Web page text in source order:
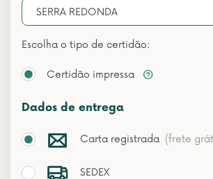
SERRA REDONDA
Escolha o tipo de certidão:
Certidão impressa
Dados de entrega
Carta registrada (frete
SEDEX